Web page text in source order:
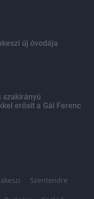
új óvodája
szakirányú
erősít a Gál Ferenc
Szentendre